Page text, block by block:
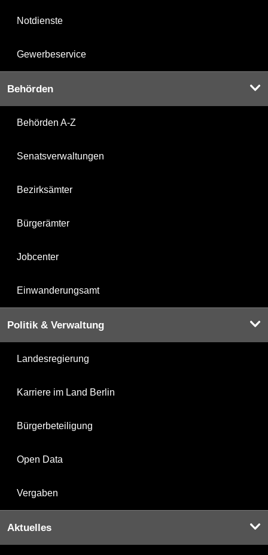
Notdienste
Gewerbeservice
Behörden
Behörden A-Z
Senatsverwaltungen
Bezirksämter
Bürgerämter
Jobcenter
Einwanderungsamt
Politik & Verwaltung
Landesregierung
Karriere im Land Berlin
Bürgerbeteiligung
Open Data
Vergaben
Aktuelles